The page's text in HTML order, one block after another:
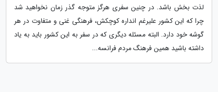
لذت بخش باشد. در چنین سفری هرگز متوجه گذر زمان نخواهید شد
چرا که این کشور علیرغم انداره کوچکش، فرهنگی غنی و متفاوت در هر
گوشه خود دارد. البته مسئله دیگری که در سفر به این کشور باید به یاد
داشته باشید همین فرهنگ مردم فرانسه...